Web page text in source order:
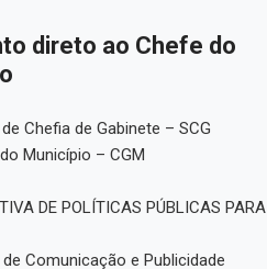
direto ao Chefe do
Chefia de Gabinete – SCG
Município – CGM
DE POLÍTICAS PÚBLICAS PARA
Comunicação e Publicidade